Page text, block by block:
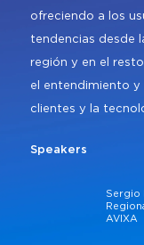
ofreciendo a los
tendencias desde
región y en el
el entendimiento y
clientes y la
Speakers
Sergio
AVIXA